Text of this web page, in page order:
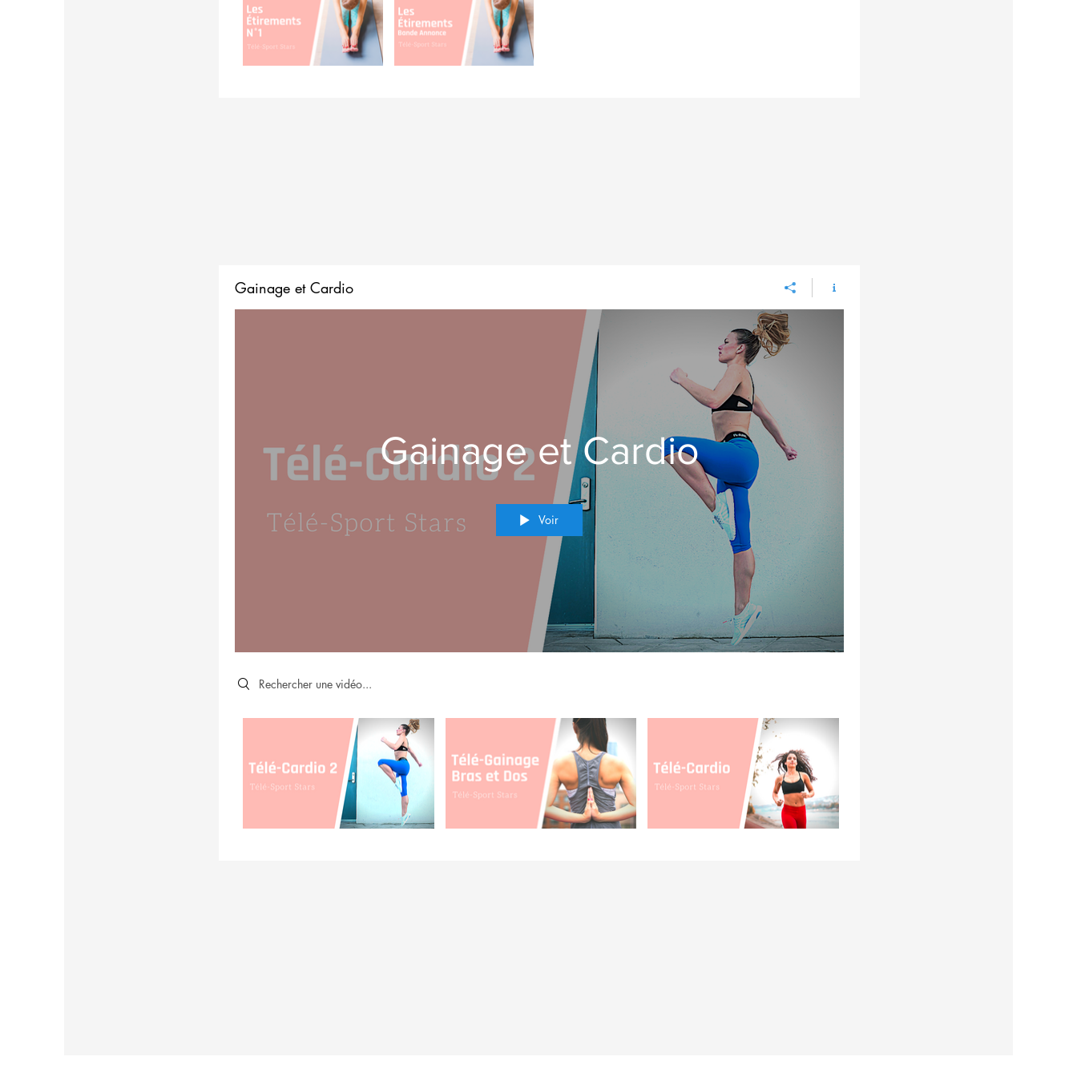
Gainage et Cardio
Gainage et Cardio
Voir
Search videos